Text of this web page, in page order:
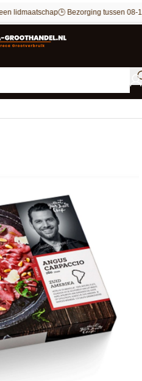
lidmaatschap🕒 Bezorging tussen 08-